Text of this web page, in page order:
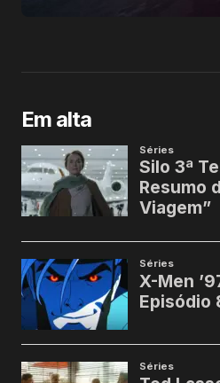
Em alta